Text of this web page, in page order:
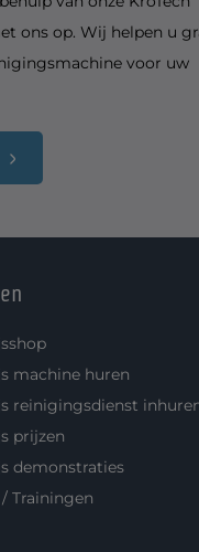
ons op. Wij helpen u
voor uw
machine huren
reinigingsdienst
prijzen
demonstraties
Trainingen